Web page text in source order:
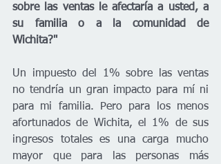
sobre las ventas le afectaría a usted, a
su familia o a la comunidad de
Wichita?"
Un impuesto del 1% sobre las ventas
no tendría un gran impacto para mí ni
para mi familia. Pero para los menos
afortunados de Wichita, el 1% de sus
ingresos totales es una carga mucho
mayor que para las personas más